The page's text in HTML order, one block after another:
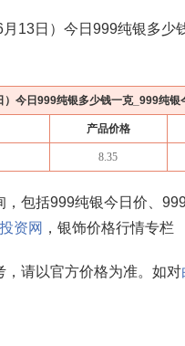
13日 ）今日999纯银多少
）今日999纯银多少钱一克_999纯银
产品价格
8.35
包括999纯银今日价、
资网 ，银饰价格行情专栏
请以官方价格为准。如对